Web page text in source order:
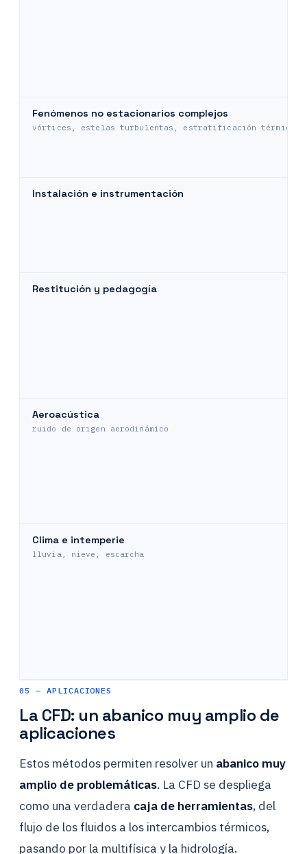
Fenómenos no estacionarios complejos
vórtices, estelas turbulentas, estratificación térmica
Instalación e instrumentación
Restitución y pedagogía
Aeroacústica
ruido de origen aerodinámico
Clima e intemperie
lluvia, nieve, escarcha
05 — APLICACIONES
La CFD: un abanico muy amplio de
aplicaciones
Estos métodos permiten resolver un abanico muy
amplio de problemáticas. La CFD se despliega
como una verdadera caja de herramientas, del
flujo de los fluidos a los intercambios térmicos,
pasando por la multifísica y la hidrología.